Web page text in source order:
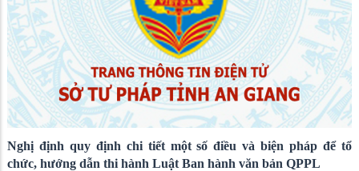
Nghị định quy định chi tiết một số điều và biện pháp để tổ
chức, hướng dẫn thi hành Luật Ban hành văn bản QPPL